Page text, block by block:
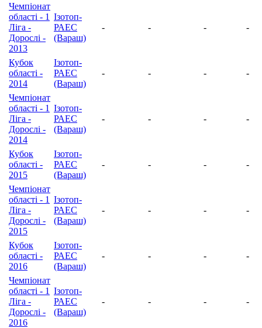
Чемпіонат
області - 1
Ліга -
Дорослі -
2013
Ізотоп-
РАЕС
(Вараш)
- - - -
Кубок
області -
2014
Ізотоп-
РАЕС
(Вараш)
- - - -
Чемпіонат
області - 1
Ліга -
Дорослі -
2014
Ізотоп-
РАЕС
(Вараш)
- - - -
Кубок
області -
2015
Ізотоп-
РАЕС
(Вараш)
- - - -
Чемпіонат
області - 1
Ліга -
Дорослі -
2015
Ізотоп-
РАЕС
(Вараш)
- - - -
Кубок
області -
2016
Ізотоп-
РАЕС
(Вараш)
- - - -
Чемпіонат
області - 1
Ліга -
Дорослі -
2016
Ізотоп-
РАЕС
(Вараш)
- - - -